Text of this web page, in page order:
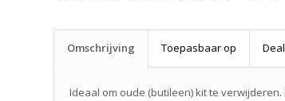
Omschrijving Toepasbaar op
Ideaal om oude (butileen) kit te